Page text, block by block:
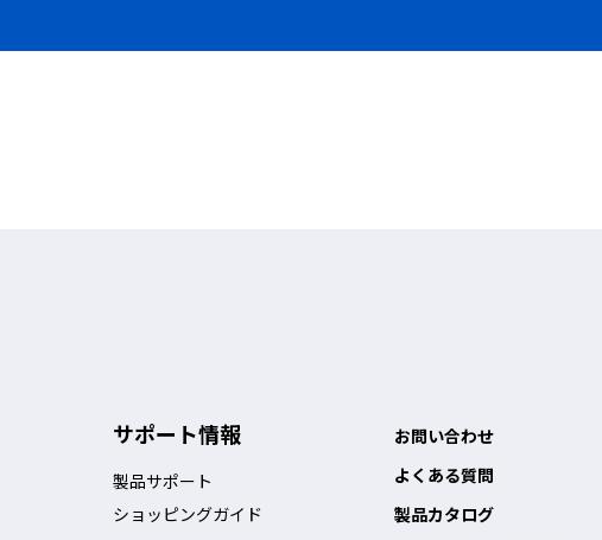
サポート情報
製品サポート
ショッピングガイド
お問い合わせ
よくある質問
製品カタログ